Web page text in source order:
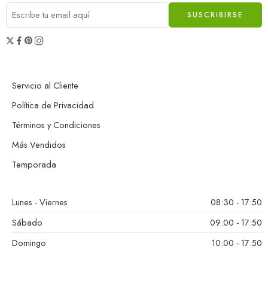
Servicio al Cliente
Política de Privacidad
Términos y Condiciones
Más Vendidos
Temporada
Lunes - Viernes
08:30 - 17:50
Sábado
09:00 - 17:50
Domingo
10:00 - 17:50